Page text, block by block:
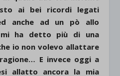
ai bei ricordi legati
anche ad un pò allo
ha detto più di una
io non volevo allattare
E invece oggi a
allatto ancora la mia